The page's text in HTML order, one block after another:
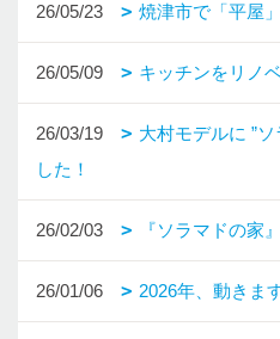
26/05/23 焼津市で「平屋
26/05/09 キッチンをリノ
26/03/19
大村モデルに ”
した！
26/02/03 『ソラマドの家
26/01/06 2026年、動きま